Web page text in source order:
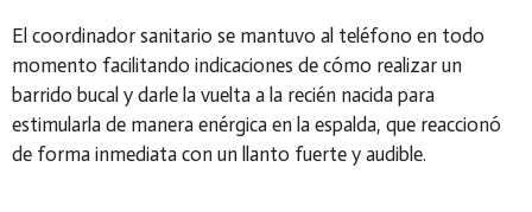
El coordinador sanitario se mantuvo al teléfono en todo
momento facilitando indicaciones de cómo realizar un
barrido bucal y darle la vuelta a la recién nacida para
estimularla de manera enérgica en la espalda, que reaccionó
de forma inmediata con un llanto fuerte y audible.